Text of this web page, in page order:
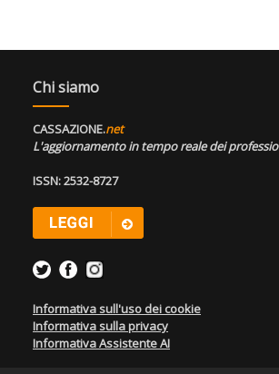
Chi siamo
CASSAZIONE.net
L'aggiornamento in tempo reale dei
ISSN: 2532-8727
Informativa sull'uso dei cookie
Informativa sulla privacy
Informativa Assistente AI